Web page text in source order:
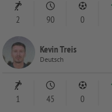
2 90 0
Kevin Treis
Deutsch
1 45 0